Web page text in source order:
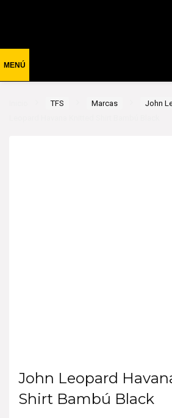
TFS Marcas John
John Leopard
Shirt Bambú Black